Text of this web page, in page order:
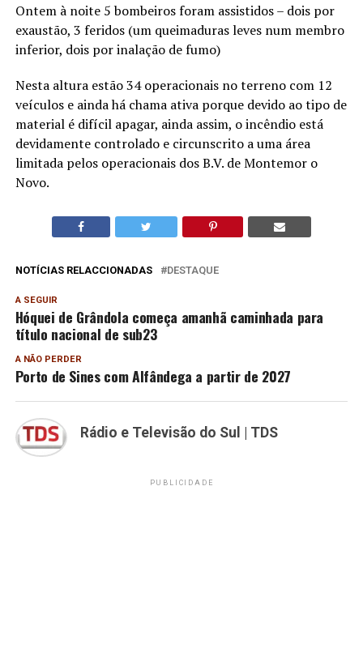
Ontem à noite 5 bombeiros foram assistidos – dois por
exaustão, 3 feridos (um queimaduras leves num membro
inferior, dois por inalação de fumo)
Nesta altura estão 34 operacionais no terreno com 12
veículos e ainda há chama ativa porque devido ao tipo de
material é difícil apagar, ainda assim, o incêndio está
devidamente controlado e circunscrito a uma área
limitada pelos operacionais dos B.V. de Montemor o
Novo.
NOTÍCIAS RELACCIONADAS DESTAQUE
A SEGUIR
Hóquei de Grândola começa amanhã caminhada para
título nacional de sub23
A NÃO PERDER
Porto de Sines com Alfândega a partir de 2027
Rádio e Televisão do Sul | TDS
PUBLICIDADE